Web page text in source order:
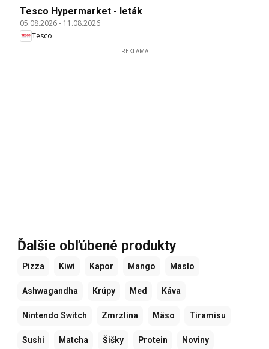
Tesco Hypermarket - leták
05.08.2026- 11.08.2026
Tesco
REKLAMA
Ďalšie obľúbené produkty
Pizza Kiwi Kapor Mango Maslo
Ashwagandha Krúpy Med Káva
Nintendo Switch Zmrzlina Mäso Tiramisu
Sushi Matcha Šišky Protein Noviny